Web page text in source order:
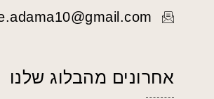
אחרונים מהבלוג שלנו